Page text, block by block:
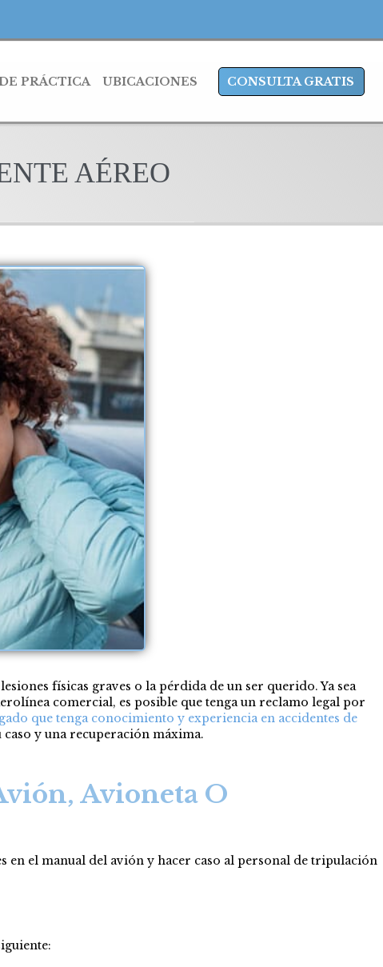
PRÁCTICA UBICACIONES CONSULTA GRATIS
AÉREO
físicas graves o la pérdida de un ser querido. Ya sea
comercial, es posible que tenga un reclamo legal por
que tenga conocimiento y experiencia en accidentes de
y una recuperación máxima.
Avioneta O
en el manual del avión y hacer caso al personal de tripulación